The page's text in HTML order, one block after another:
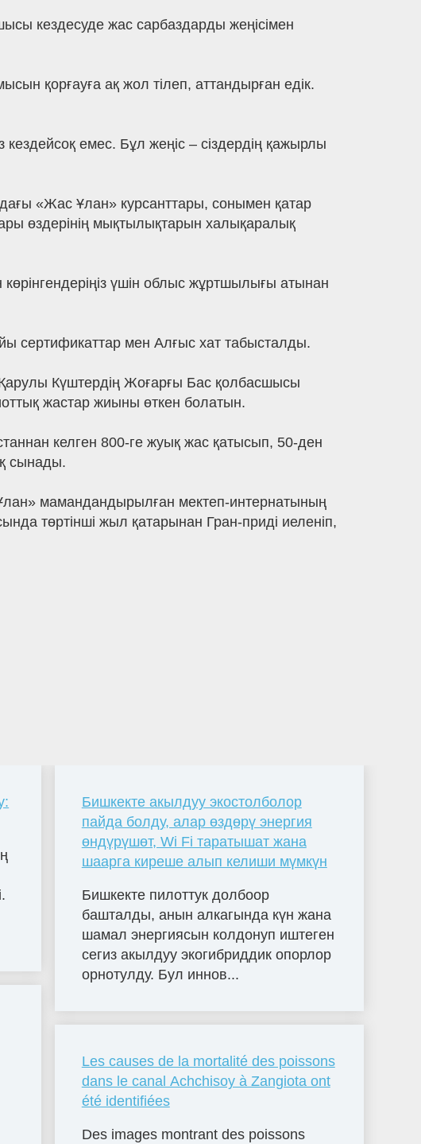
кездесуде жас сарбаздарды жеңісімен
қорғауға ақ жол тілеп, аттандырған едік.
кездейсоқ емес. Бұл жеңіс – сіздердің қажырлы
«Жас Ұлан» курсанттары, сонымен қатар
өздерінің мықтылықтарын халықаралық
үшін облыс жұртшылығы атынан
сертификаттар мен Алғыс хат табысталды.
Күштердің Жоғарғы Бас қолбасшысы
жастар жиыны өткен болатын.
келген 800-ге жуық жас қатысып, 50-ден
сынады.
мамандандырылған мектеп-интернатының
төртінші жыл қатарынан Гран-приді иеленіп,
Бишкекте акылдуу экостолболор
пайда болду, алар өздөрү энергия
өндүрүшөт, Wi Fi таратышат жана
шаарга киреше алып келиши мүмкүн
Бишкекте пилоттук долбоор
башталды, анын алкагында күн жана
шамал энергиясын колдонуп иштеген
сегиз акылдуу экогибриддик опорлор
орнотулду. Бул иннов...
Les causes de la mortalité des poissons
dans le canal Achchisoy à Zangiota ont
été identifiées
Des images montrant des poissons